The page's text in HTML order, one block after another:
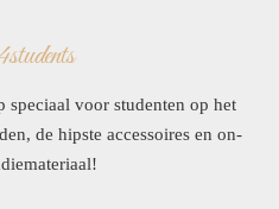
speciaal voor studenten op het
de hipste accessoires en on-